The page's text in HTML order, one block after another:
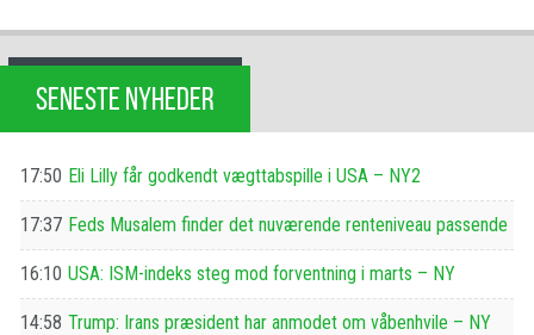
SENESTE NYHEDER
17:50 Eli Lilly får godkendt vægttabspille i USA – NY2
17:37 Feds Musalem finder det nuværende renteniveau passende
16:10 USA: ISM-indeks steg mod forventning i marts – NY
14:58 Trump: Irans præsident har anmodet om våbenhvile – NY